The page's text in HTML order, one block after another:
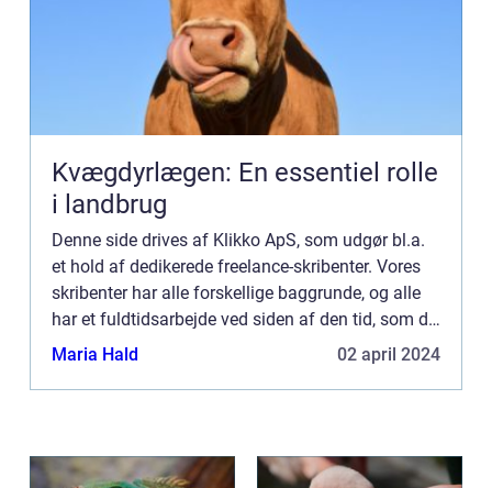
Kvægdyrlægen: En essentiel rolle
i landbrug
Denne side drives af Klikko ApS, som udgør bl.a.
et hold af dedikerede freelance-skribenter. Vores
skribenter har alle forskellige baggrunde, og alle
har et fuldtidsarbejde ved siden af den tid, som de
bruger på at skrive aktuelle indlæg til denne bl...
Maria Hald 02 april 2024